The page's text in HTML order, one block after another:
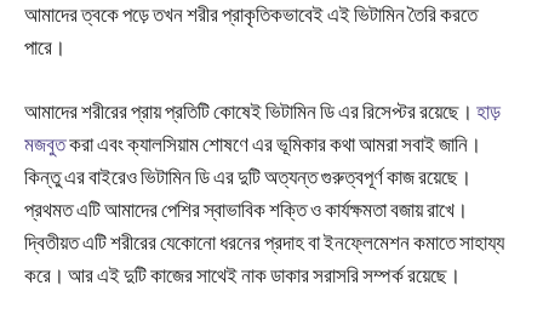
আমাদের ত্বকে পড়ে তখন শরীর প্রাকৃতিকভাবেই এই ভিটামিন তৈরি করতে
পারে।
আমাদের শরীরের প্রায় প্রতিটি কোষেই ভিটামিন ডি এর রিসেপ্টর রয়েছে। হাড়
মজবুতকরা এবং ক্যালসিয়াম শোষণে এর ভূমিকার কথা আমরা সবাই জানি।
কিন্তু এর বাইরেও ভিটামিন ডি এর দুটি অত্যন্ত গুরুত্বপূর্ণ কাজ রয়েছে।
প্রথমত এটি আমাদের পেশির স্বাভাবিক শক্তি ও কার্যক্ষমতা বজায় রাখে।
দ্বিতীয়ত এটি শরীরের যেকোনো ধরনের প্রদাহ বা ইনফ্লেমেশন কমাতে সাহায্য
করে। আর এই দুটি কাজের সাথেই নাক ডাকার সরাসরি সম্পর্ক রয়েছে।